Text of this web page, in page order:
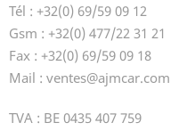
Tél : +32(0) 69/59 09 12
Gsm : +32(0) 477/22 31 21
Fax : +32(0) 69/59 09 18
Mail : ventes@ajmcar.com
TVA : BE 0435 407 759